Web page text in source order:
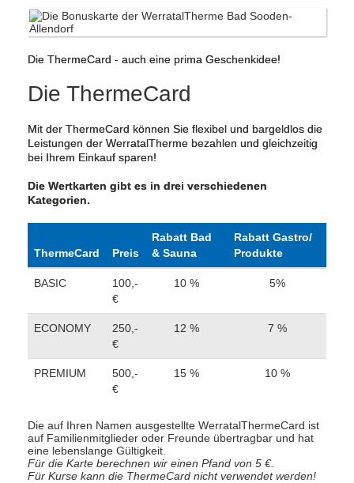
Die ThermeCard - auch eine prima Geschenkidee!
Die ThermeCard
Mit der ThermeCard können Sie flexibel und bargeldlos die
Leistungen der WerratalTherme bezahlen und gleichzeitig
bei Ihrem Einkauf sparen!
Die Wertkarten gibt es in drei verschiedenen
Kategorien.
ThermeCard Preis
Rabatt Bad
& Sauna
Rabatt Gastro/
Produkte
BASIC
100,-
€
10 % 5%
ECONOMY
250,-
€
12 % 7 %
PREMIUM
500,-
€
15 % 10 %
Die auf Ihren Namen ausgestellte WerratalThermeCard ist
auf Familienmitglieder oder Freunde übertragbar und hat
eine lebenslange Gültigkeit.
Für die Karte berechnen wir einen Pfand von 5 €.
Für Kurse kann die ThermeCard nicht verwendet werden!